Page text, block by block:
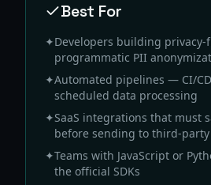
Best For
✦Developers building
programmatic PII
✦Automated pipelines — CI/
scheduled data processing
✦SaaS integrations that must
before sending to third-party
✦Teams with JavaScript or
the official SDKs